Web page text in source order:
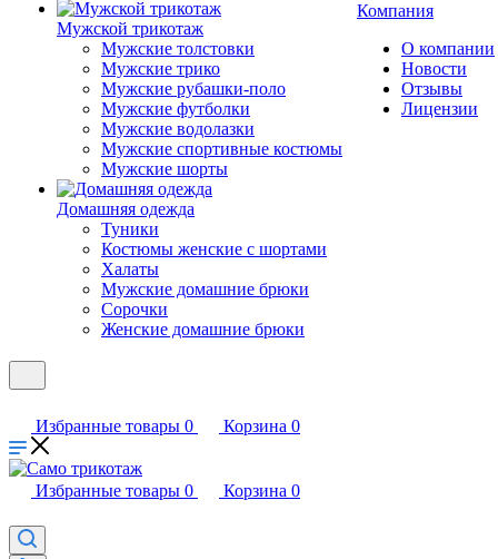
Мужской трикотаж
Мужские толстовки
Мужские трико
Мужские рубашки-поло
Мужские футболки
Мужские водолазки
Мужские спортивные костюмы
Мужские шорты
Домашняя одежда
Туники
Костюмы женские с шортами
Халаты
Мужские домашние брюки
Сорочки
Женские домашние брюки
Компания
О компании
Новости
Отзывы
Лицензии
Избранные товары 0 Корзина 0
Избранные товары 0 Корзина 0